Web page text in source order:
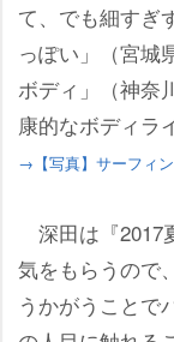
て、でも細すぎ
っぽい」（宮城
ボディ」（神奈
康的なボディラ
→【写真】サーフィ
深田は『2017
気をもらうので
うかがうことで